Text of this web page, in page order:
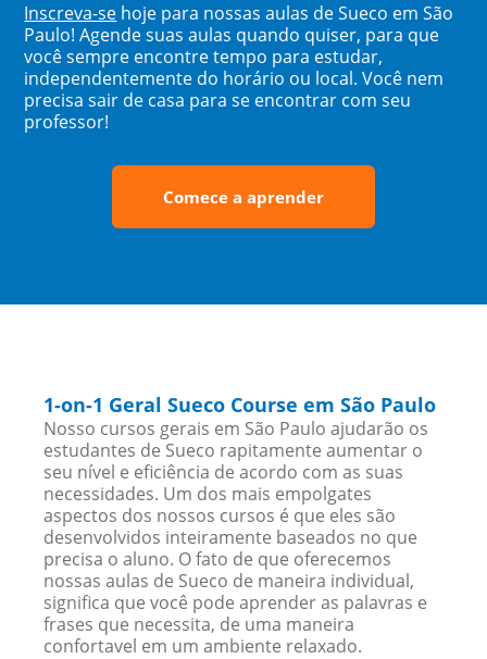
Inscreva-se hoje para nossas aulas de Sueco em São
Paulo! Agende suas aulas quando quiser, para que
você sempre encontre tempo para estudar,
independentemente do horário ou local. Você nem
precisa sair de casa para se encontrar com seu
professor!
Comece a aprender
1-on-1 Geral Sueco Course em São Paulo
Nosso cursos gerais em São Paulo ajudarão os
estudantes de Sueco rapitamente aumentar o
seu nível e eficiência de acordo com as suas
necessidades. Um dos mais empolgates
aspectos dos nossos cursos é que eles são
desenvolvidos inteiramente baseados no que
precisa o aluno. O fato de que oferecemos
nossas aulas de Sueco de maneira individual,
significa que você pode aprender as palavras e
frases que necessita, de uma maneira
confortavel em um ambiente relaxado.